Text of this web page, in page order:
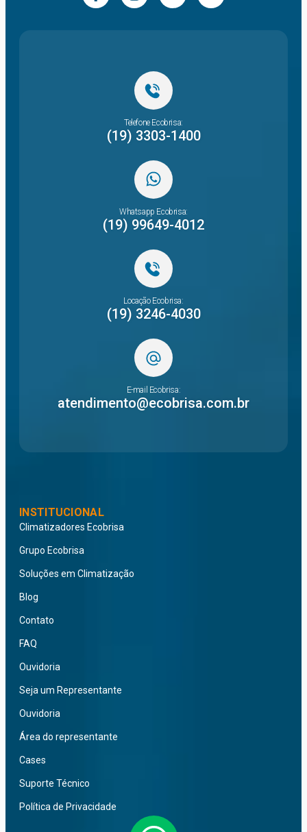
Telefone Ecobrisa:
(19) 3303-1400
Whatsapp Ecobrisa:
(19) 99649-4012
Locação Ecobrisa:
(19) 3246-4030
E-mail Ecobrisa:
atendimento@ecobrisa.com.br
INSTITUCIONAL
Climatizadores Ecobrisa
Grupo Ecobrisa
Soluções em Climatização
Blog
Contato
FAQ
Ouvidoria
Seja um Representante
Ouvidoria
Área do representante
Cases
Suporte Técnico
Política de Privacidade